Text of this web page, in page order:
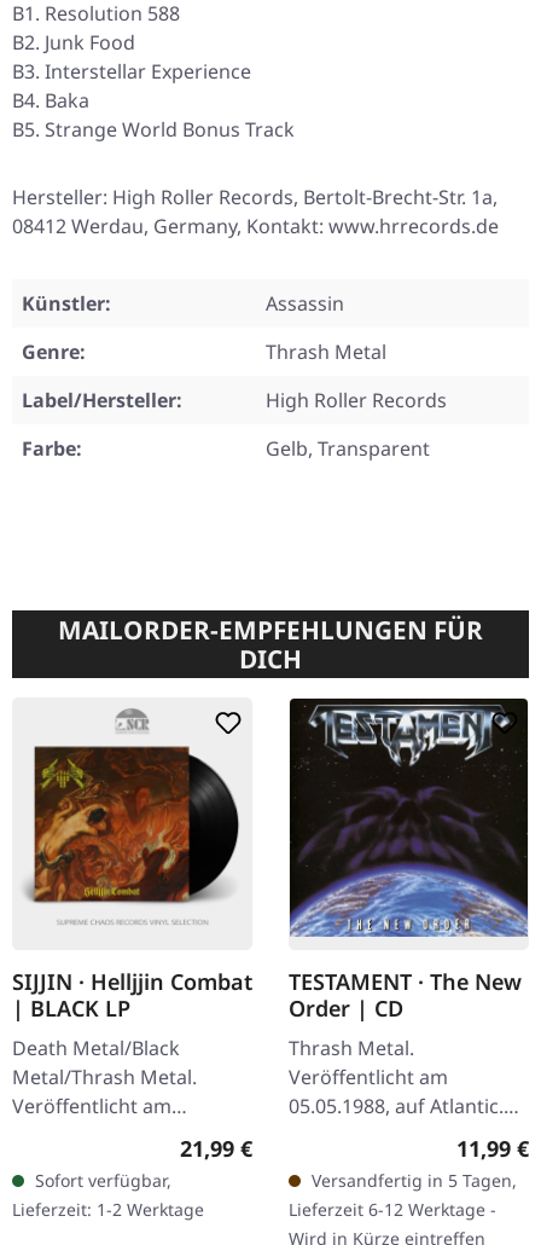
B1. Resolution 588
B2. Junk Food
B3. Interstellar Experience
B4. Baka
B5. Strange World Bonus Track
Hersteller: High Roller Records, Bertolt-Brecht-Str. 1a,
08412 Werdau, Germany, Kontakt: www.hrrecords.de
Künstler:
Assassin
Genre:
Thrash Metal
Label/Hersteller:
High Roller Records
Farbe:
Gelb, Transparent
MAILORDER-EMPFEHLUNGEN FÜR
DICH
SIJJIN · Helljjin Combat
| BLACK LP
Death Metal/Black
Metal/Thrash Metal.
Veröffentlicht am
25.04.2025, auf Sepulchral
Voice Records. Schwarzes
Vinyl, bedruckte
Innenhülle. Vier Jahre…
Regulärer Preis:
21,99 €
Sofort verfügbar,
Lieferzeit: 1-2 Werktage
TESTAMENT · The New
Order | CD
Thrash Metal.
Veröffentlicht am
05.05.1988, auf Atlantic.
Jewelcase CD. Testaments
zweites Werk "The New
Order" gilt als eines der
brutalsten und…
11,99 €
Versandfertig in 5 Tagen,
Lieferzeit 6-12 Werktage -
Wird in Kürze eintreffen